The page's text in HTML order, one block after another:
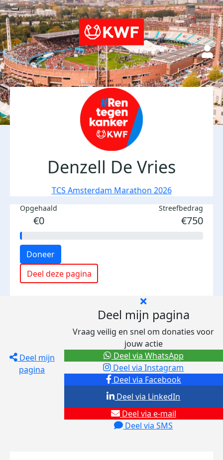
Denzell De Vries
TCS Amsterdam Marathon 2026
Opgehaald
€0
Streefbedrag
€750
Doneer
Deel deze pagina
Deel mijn
pagina
Deel mijn pagina
Vraag veilig en snel om donaties voor
jouw actie
Deel via Facebook
Deel via Instagram
Deel via e-mail
Deel via SMS
Deel via LinkedIn
Deel via WhatsApp